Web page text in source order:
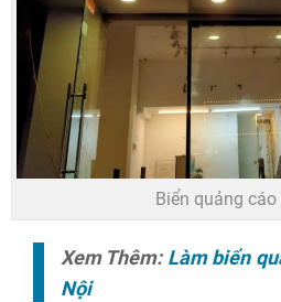
Biển quảng
Xem Thêm: Làm biển
Nội